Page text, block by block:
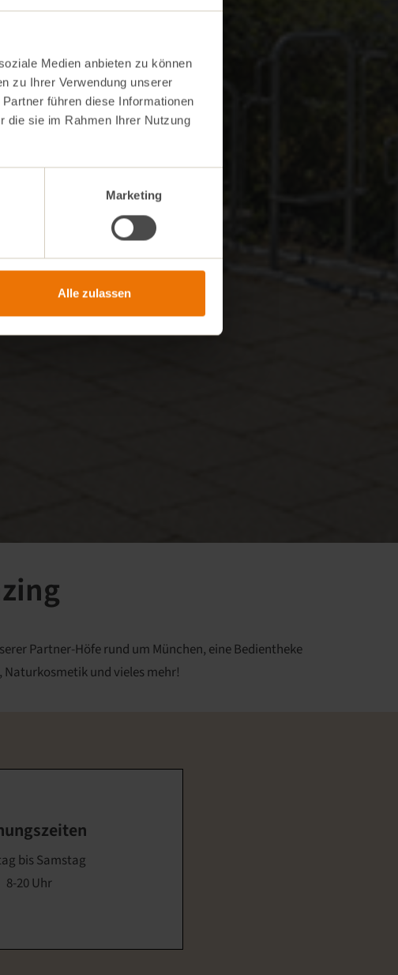
Medien anbieten zu können
zu Ihrer Verwendung unserer
führen diese Informationen
die sie im Rahmen Ihrer Nutzung
Marketing
Alle zulassen
Partner-Höfe rund um München, eine Bedientheke
und vieles mehr!
bis Samstag
8-20 Uhr